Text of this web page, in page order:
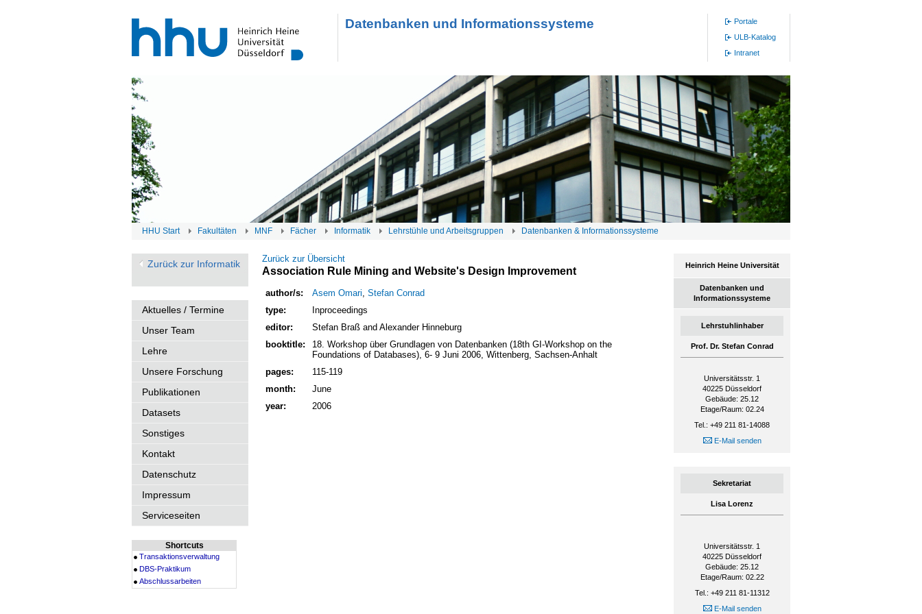
Datenbanken und Informationssysteme
Portale
ULB-Katalog
Intranet
HHU Start Fakultäten MNF Fächer Informatik Lehrstühle und Arbeitsgruppen Datenbanken & Informationssysteme
Zurück zur Informatik
Aktuelles / Termine
Unser Team
Lehre
Unsere Forschung
Publikationen
Datasets
Sonstiges
Kontakt
Datenschutz
Impressum
Serviceseiten
Shortcuts
Transaktionsverwaltung
DBS-Praktikum
Abschlussarbeiten
Zurück zur Übersicht
Association Rule Mining and Website's Design Improvement
author/s: Asem Omari, Stefan Conrad
type:
Inproceedings
editor:
Stefan Braß and Alexander Hinneburg
booktitle:
18. Workshop über Grundlagen von Datenbanken (18th GI-Workshop on the
Foundations of Databases), 6- 9 Juni 2006, Wittenberg, Sachsen-Anhalt
pages:
115-119
month:
June
year:
2006
Heinrich Heine Universität
Datenbanken und
Informationssysteme
Lehrstuhlinhaber
Prof. Dr. Stefan Conrad
Universitätsstr. 1
40225 Düsseldorf
Gebäude: 25.12
Etage/Raum: 02.24
Tel.: +49 211 81-14088
E-Mail senden
Sekretariat
Lisa Lorenz
Universitätsstr. 1
40225 Düsseldorf
Gebäude: 25.12
Etage/Raum: 02.22
Tel.: +49 211 81-11312
E-Mail senden